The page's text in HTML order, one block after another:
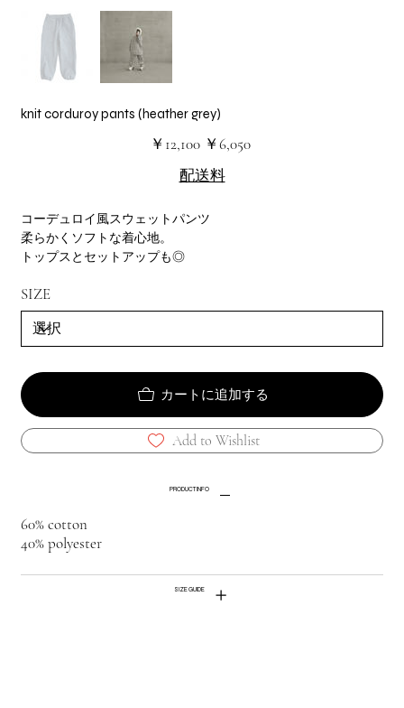
knit corduroy pants (heather grey)
元
の
￥12,100
セ
ー
価
￥6,050
配送料
コーデュロイ風スウェットパンツ
柔らかくソフトな着心地。
トップスとセットアップも◎
SIZE
カートに追加する
Add to Wishlist
PRODUCT INFO
60% cotton
40% polyester
SIZE GUIDE